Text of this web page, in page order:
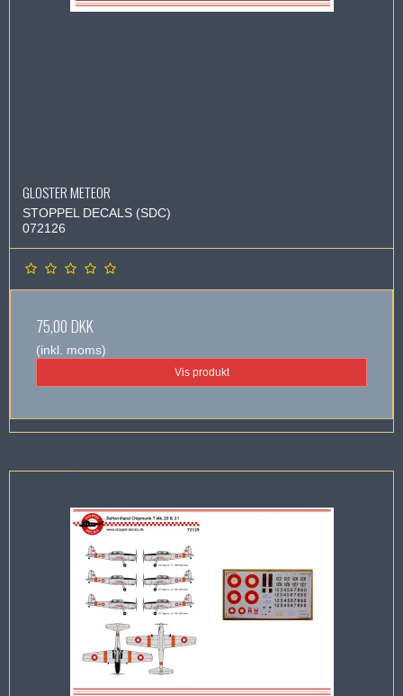
GLOSTER METEOR
STOPPEL DECALS (SDC)
072126
75,00 DKK
(inkl. moms)
Vis produkt